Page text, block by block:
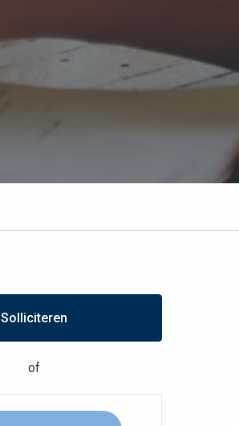
Solliciteren
of